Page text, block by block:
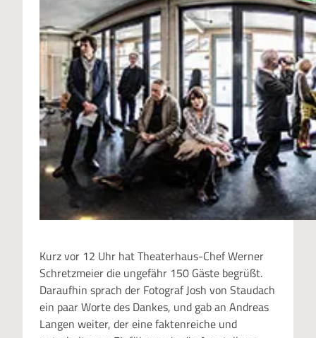
Kurz vor 12 Uhr hat Theaterhaus-Chef Werner
Schretzmeier die ungefähr 150 Gäste begrüßt.
Daraufhin sprach der Fotograf Josh von Staudach
ein paar Worte des Dankes, und gab an Andreas
Langen weiter, der eine faktenreiche und